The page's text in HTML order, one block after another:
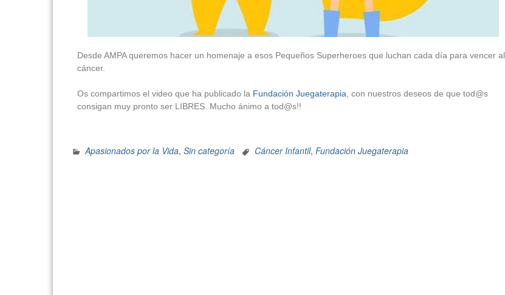
Desde AMPA queremos hacer un homenaje a esos Pequeños Superheroes que luchan cada día para vencer al
cáncer.
Os compartimos el video que ha publicado la Fundación Juegaterapia , con nuestros deseos de que tod@s
consigan muy pronto ser LIBRES. Mucho ánimo a tod@s!!
Apasionados por la Vida, Sin categoría Cáncer Infantil, Fundación Juegaterapia